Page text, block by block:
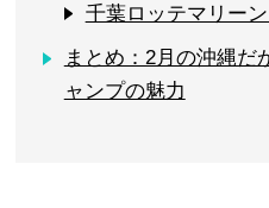
千葉ロッテマリーン
まとめ：2月の沖縄だ
ャンプの魅力